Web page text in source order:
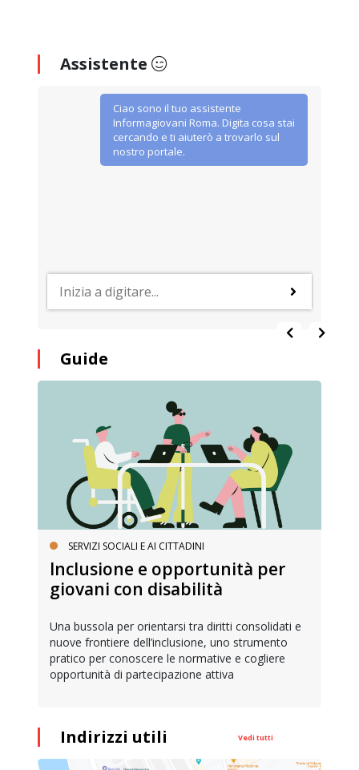
Assistente
Ciao sono il tuo assistente
Informagiovani Roma. Digita cosa stai
cercando e ti aiuterò a trovarlo sul
nostro portale.
Guide
SERVIZI SOCIALI E AI CITTADINI
Inclusione e opportunità per
giovani con disabilità
Una bussola per orientarsi tra diritti consolidati e
nuove frontiere dell’inclusione, uno strumento
pratico per conoscere le normative e cogliere
opportunità di partecipazione attiva
Indirizzi utili Vedi tutti